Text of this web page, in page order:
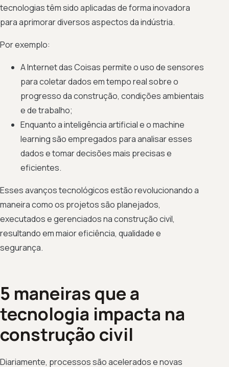
tecnologias têm sido aplicadas de forma inovadora
para aprimorar diversos aspectos da indústria.
Por exemplo:
A Internet das Coisas permite o uso de sensores
para coletar dados em tempo real sobre o
progresso da construção, condições ambientais
e de trabalho;
Enquanto a inteligência artificial e o machine
learning são empregados para analisar esses
dados e tomar decisões mais precisas e
eficientes.
Esses avanços tecnológicos estão revolucionando a
maneira como os projetos são planejados,
executados e gerenciados na construção civil,
resultando em maior eficiência, qualidade e
segurança.
5 maneiras que a
tecnologia impacta na
construção civil
Diariamente, processos são acelerados e novas